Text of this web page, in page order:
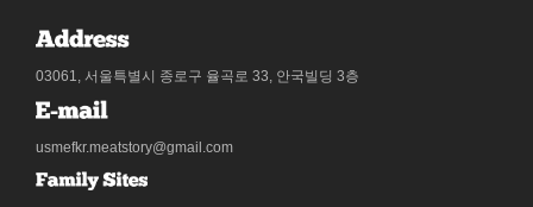
03061, 서울특별시 종로구 율곡로 33, 안국빌딩 3층
usmefkr.meatstory@gmail.com